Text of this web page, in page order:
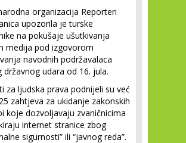
organizacija Reporteri
upozorila je turske
na pokušaje ušutkivanja
medija pod izgovorom
navodnih podržavalaca
državnog udara od 16. jula.
za ljudska prava podnijeli su već
zahtjeva za ukidanje zakonskih
koje dozvoljavaju zvaničnicima
internet stranice zbog
sigurnosti” ili “javnog reda”.